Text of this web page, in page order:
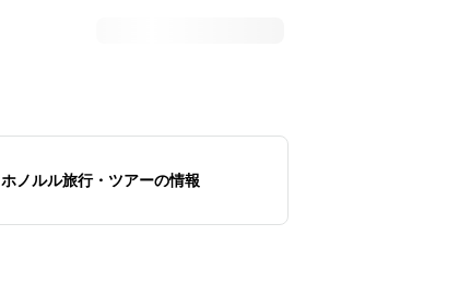
ホノルル旅行・ツアーの情報